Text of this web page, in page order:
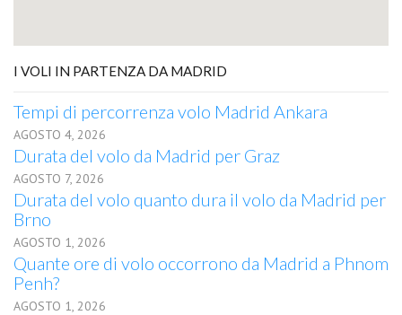
I VOLI IN PARTENZA DA MADRID
Tempi di percorrenza volo Madrid Ankara
AGOSTO 4, 2026
Durata del volo da Madrid per Graz
AGOSTO 7, 2026
Durata del volo quanto dura il volo da Madrid per
Brno
AGOSTO 1, 2026
Quante ore di volo occorrono da Madrid a Phnom
Penh?
AGOSTO 1, 2026